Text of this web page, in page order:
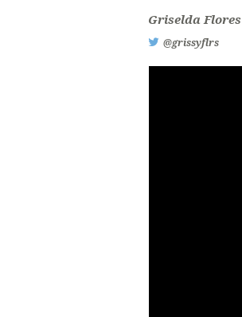
Griselda Flores
@grissyflrs